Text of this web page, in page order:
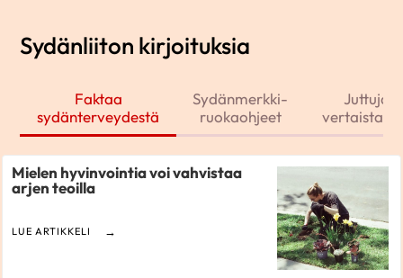
Sydänliiton kirjoituksia
Faktaa
sydänterveydestä
Sydänmerkki-
ruokaohjeet
Juttuja
Mielen hyvinvointia voi vahvistaa
arjen teoilla
LUE ARTIKKELI